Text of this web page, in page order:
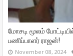
மோசடி மூலம்
பணிப்பாளர் ராஜன்!
November 08, 2024